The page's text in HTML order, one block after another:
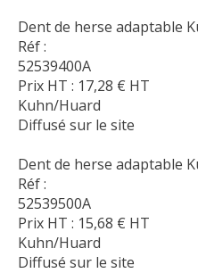
Dent de herse adaptable
Réf :
52539400A
Prix HT : 17,28 € HT
Kuhn/Huard
Diffusé sur le site
Dent de herse adaptable
Réf :
52539500A
Prix HT : 15,68 € HT
Kuhn/Huard
Diffusé sur le site